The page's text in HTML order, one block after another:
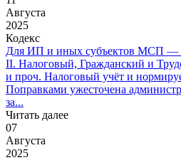
Августа
2025
Кодекс
Для ИП и иных субъектов МСП —
II. Налоговый, Гражданский и
и проч. Налоговый учёт и
Поправками ужесточена
за...
Читать далее
07
Августа
2025